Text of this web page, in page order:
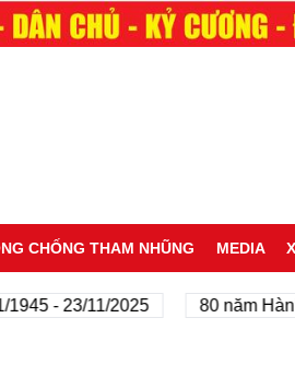
CHỐNG THAM NHŨNG MEDIA
- 23/11/2025 80 năm Hành